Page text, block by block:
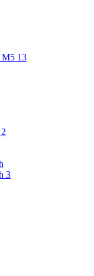
M5 13
3